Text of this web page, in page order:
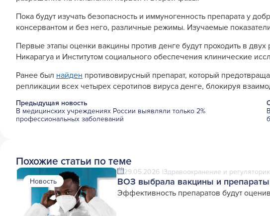
Пока будут изучать безопасность и иммуногенность препарата у
консервантом и без него, различные режимы. Изучаемые
Первые этапы оценки вакцины против денге будут проходить в
Никарагуа и Институтом социального обеспечения клинические
Ранее был найден противовирусный препарат, который
репликации всех четырех серотипов вируса денге, блокируя
Предыдущая новость
В медицинских учреждениях России выявляли только 2%
профессиональных заболеваний
Похожие статьи по теме
Новость
29.05.2026 Здравоохранение и
ВОЗ выбрала вакцины и
Эффективность препаратов будут